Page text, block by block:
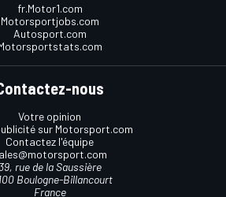
fr.Motor1.com
Motorsportjobs.com
Autosport.com
nous
Votre opinion
sur Motorsport.com
Contactez l'équipe
rue de la Saussière
Boulogne-Billancourt
France